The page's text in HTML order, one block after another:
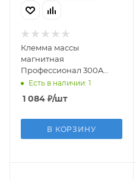
Клемма массы
магнитная
Профессионал 300A
(квадратная)
Есть в наличии: 1
1 084 ₽/шт
В КОРЗИНУ